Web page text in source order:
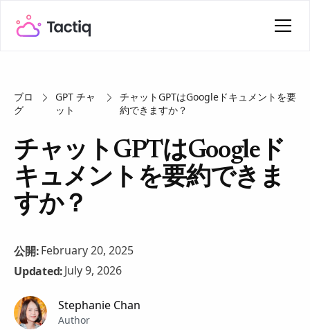
ブロ
グ
GPT チャ
ット
チャットGPTはGoogleドキュメントを要
約できますか？
チャットGPTはGoogleド
キュメントを要約できま
すか？
公開:February 20, 2025
Updated:July 9, 2026
Stephanie Chan
Author